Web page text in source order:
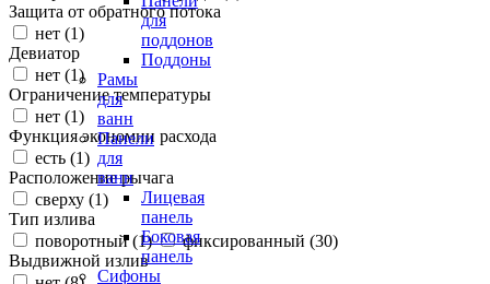
для
поддонов
Поддоны
Рамы
для
ванн
Панели
для
ванн
Лицевая
панель
Боковая
панель
Сифоны
Защита от обратного потока
нет (1)
Девиатор
нет (1)
Ограничение температуры
нет (1)
Функция экономии расхода
есть (1)
Расположение рычага
сверху (1)
Тип излива
поворотный (1) фиксированный (30)
Выдвижной излив